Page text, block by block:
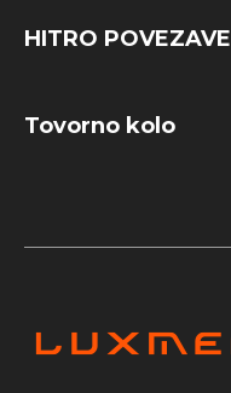
HITRO POVEZAVE
Tovorno kolo